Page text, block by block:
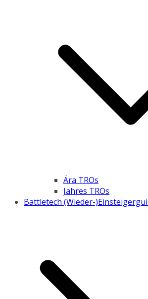
Ära TROs
Jahres TROs
Battletech (Wieder-